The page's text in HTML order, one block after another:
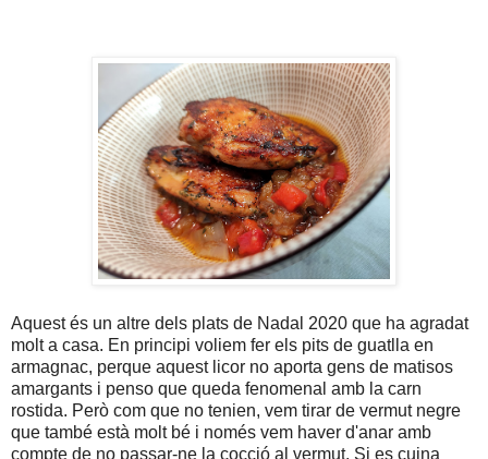
Aquest és un altre dels plats de Nadal 2020 que ha agradat
molt a casa. En principi voliem fer els pits de guatlla en
armagnac, perque aquest licor no aporta gens de matisos
amargants i penso que queda fenomenal amb la carn
rostida. Però com que no tenien, vem tirar de vermut negre
que també està molt bé i només vem haver d'anar amb
compte de no passar-ne la cocció al vermut. Si es cuina